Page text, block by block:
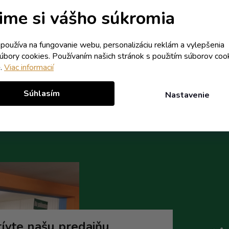
si vášho súkromia
na fungovanie webu, personalizáciu reklám a vylepšenia
cookies. Používaním našich stránok s použitím súborov
Viac informacií
Nastavenie
Súhlasím
7,26 €
Do košíka
9,74 € vrátane DPH
9,13 € (-13%)